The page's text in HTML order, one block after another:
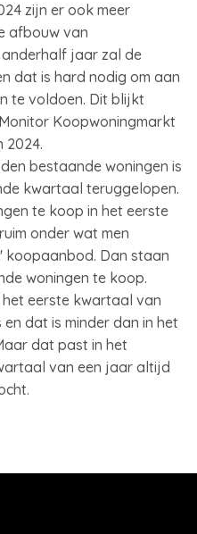
zijn er ook meer
afbouw van
jaar zal de
dat is hard nodig om aan
te voldoen. Dit blijkt
Koopwoningmarkt
2024.
bestaande woningen is
kwartaal teruggelopen.
te koop in het eerste
onder wat men
koopaanbod. Dan staan
woningen te koop.
eerste kwartaal van
dat is minder dan in het
dat past in het
van een jaar altijd